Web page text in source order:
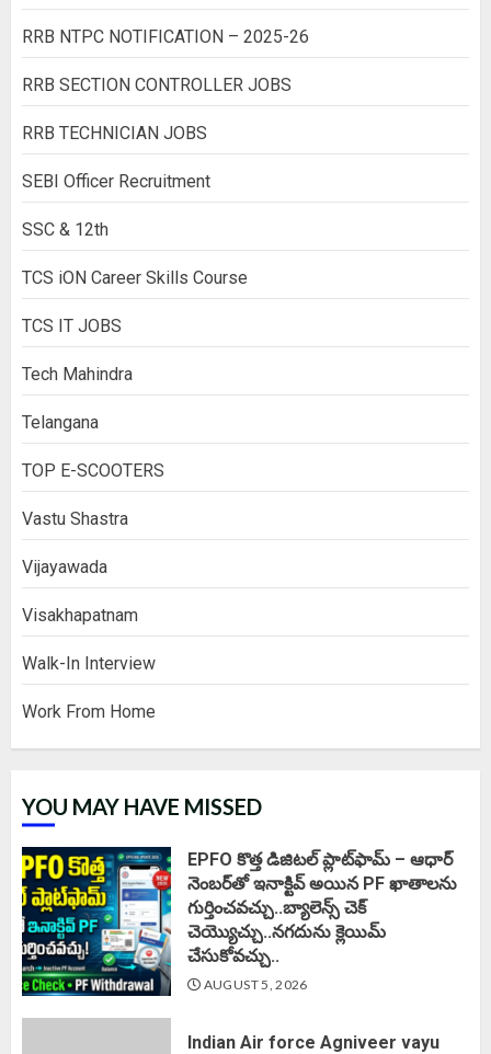
RRB NTPC NOTIFICATION – 2025-26
RRB SECTION CONTROLLER JOBS
RRB TECHNICIAN JOBS
SEBI Officer Recruitment
SSC & 12th
TCS iON Career Skills Course
TCS IT JOBS
Tech Mahindra
Telangana
TOP E-SCOOTERS
Vastu Shastra
Vijayawada
Visakhapatnam
Walk-In Interview
Work From Home
YOU MAY HAVE MISSED
EPFO కొత్త డిజిటల్ ప్లాట్‌ఫామ్‌ – ఆధార్
నెంబర్‌తో ఇనాక్టివ్ అయిన PF ఖాతాలను
గుర్తించవచ్చు..బ్యాలెన్స్ చెక్
చెయ్యొచ్చు..నగదును క్లెయిమ్
చేసుకోవచ్చు..
AUGUST 5, 2026
Indian Air force Agniveer vayu